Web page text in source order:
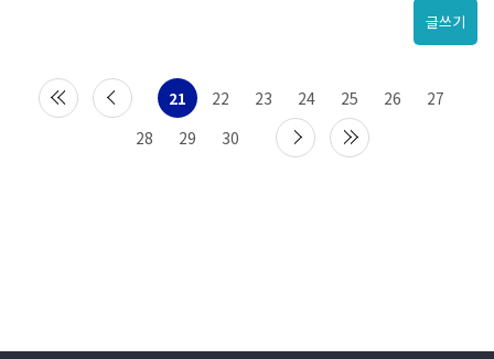
글쓰기
21 22 23 24 25 26
27
28
29 30